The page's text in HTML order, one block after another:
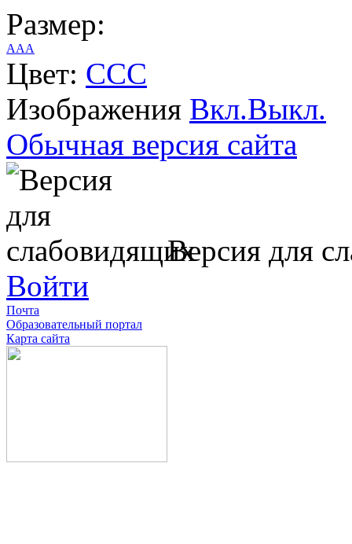
Размер:
AAA
Цвет: CCC
Изображения Вкл.Выкл.
Обычная версия сайта
Версия для
Войти
Почта
Образовательный портал
Карта сайта